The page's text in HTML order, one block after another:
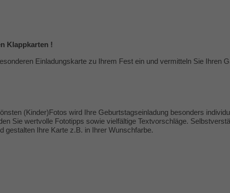
Klappkarten !
Einladungskarte zu Ihrem Fest ein und vermitteln Sie Ihren
(Kinder)Fotos wird Ihre Geburtstagseinladung besonders
Sie wertvolle Fototipps sowie vielfältige Textvorschläge.
gestalten Ihre Karte z.B. in Ihrer Wunschfarbe.